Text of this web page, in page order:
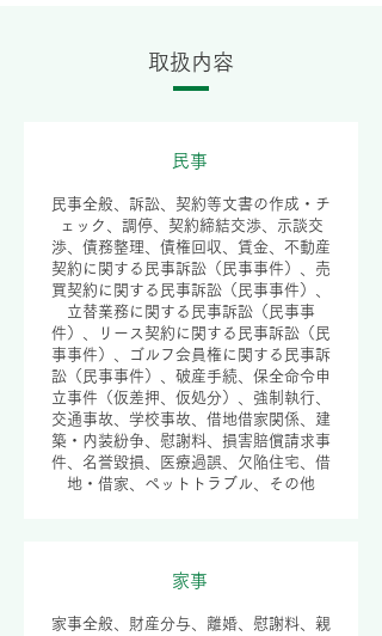
取扱内容
民事
民事全般、訴訟、契約等文書の作成・チ
ェック、調停、契約締結交渉、示談交
渉、債務整理、債権回収、賃金、不動産
契約に関する民事訴訟（民事事件）、売
買契約に関する民事訴訟（民事事件）、
立替業務に関する民事訴訟（民事事
件）、リース契約に関する民事訴訟（民
事事件）、ゴルフ会員権に関する民事訴
訟（民事事件）、破産手続、保全命令申
立事件（仮差押、仮処分）、強制執行、
交通事故、学校事故、借地借家関係、建
築・内装紛争、慰謝料、損害賠償請求事
件、名誉毀損、医療過誤、欠陥住宅、借
地・借家、ペットトラブル、その他
家事
家事全般、財産分与、離婚、慰謝料、親